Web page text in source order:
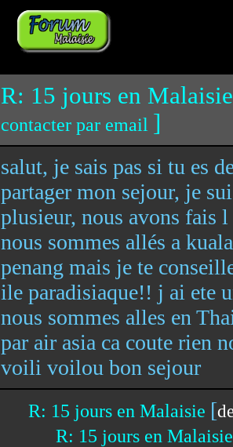
R: 15 jours en
contacter par email ]
salut, je sais pas si tu es
partager mon sejour, je
plusieur, nous avons fais
nous sommes allés a
penang mais je te
ile paradisiaque!! j ai ete
nous sommes alles en
par air asia ca coute rien
voili voilou bon sejour
R: 15 jours en Malaisie [
R: 15 jours en